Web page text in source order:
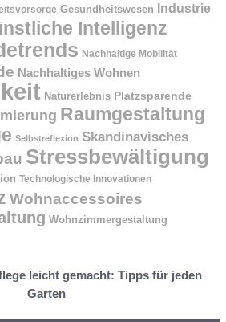
Gesundheitswesen
Industrie
Intelligenz
Nachhaltige Mobilität
Nachhaltiges Wohnen
Naturerlebnis Platzsparende
Raumgestaltung
Selbstreflexion Skandinavisches
Stressbewältigung
Technologische Innovationen
Wohnaccessoires
Wohnzimmergestaltung
leicht gemacht: Tipps für jeden
Garten